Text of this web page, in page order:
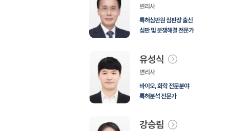
변리사
특허심판원 심판장 출신
심판 및 분쟁해결 전문가
유성식
변리사
바이오, 화학 전문분야
특허분석 전문가
강승림